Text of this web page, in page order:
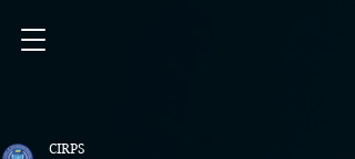
CIRPS